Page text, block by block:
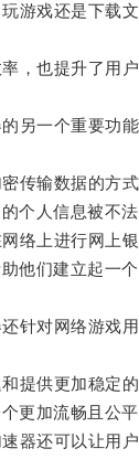
戏还是下载文
也提升了用户
一个重要功能
输数据的方式
个人信息被不法
上进行网上银
他们建立起一
对网络游戏用
供更加稳定的
更加流畅且公平
还可以让用户